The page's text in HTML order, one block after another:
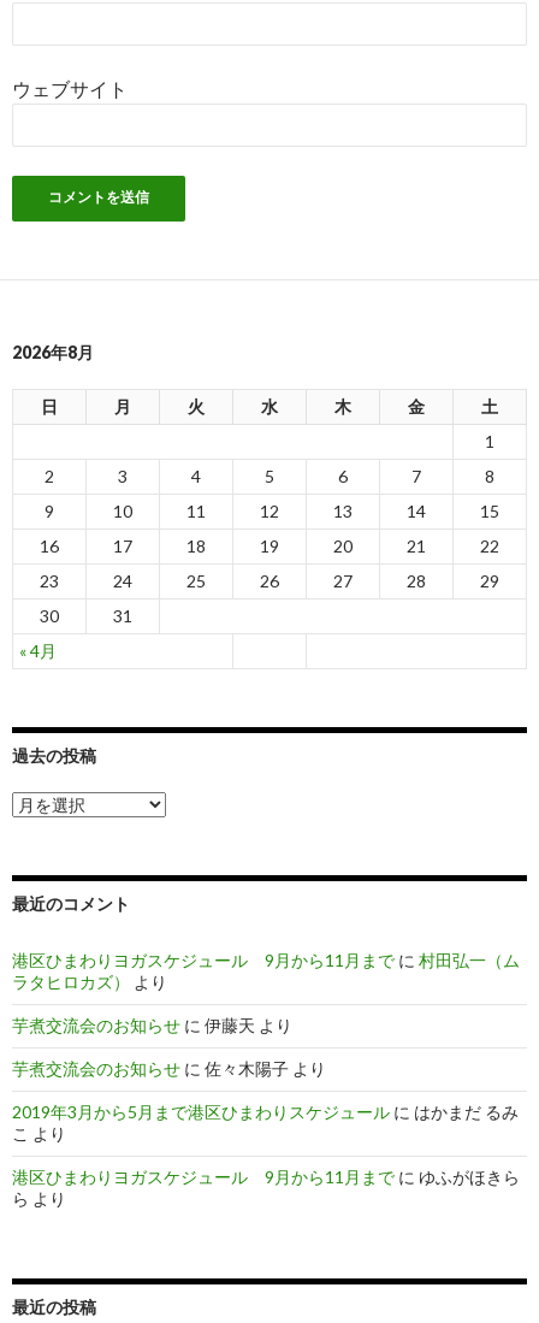
ウェブサイト
2026年8月
日 月 火 水 木 金 土
« 4月
1
2
3 4 5 6 7
8
9
10 11 12 13 14
15
16
17 18 19 20 21
22
23
24 25 26 27 28
29
30
31
過去の投稿
過
去
最近のコメント
港区ひまわりヨガスケジュール 9月から11月まで に 村田弘一（ム
ラタヒロカズ）
より
芋煮交流会のお知らせ に 伊藤天 より
芋煮交流会のお知らせ に 佐々木陽子 より
2019年3月から5月まで港区ひまわりスケジュール に はかまだ るみ
こ より
港区ひまわりヨガスケジュール 9月から11月まで に ゆふがほきら
ら より
最近の投稿